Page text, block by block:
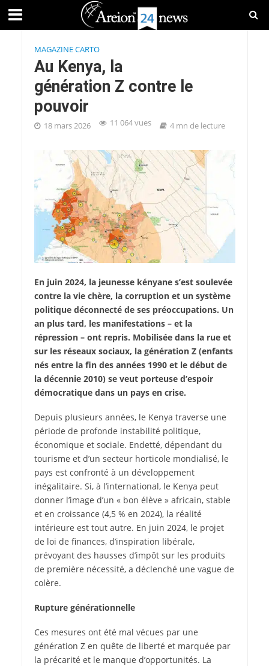
MAGAZINE CARTO
Au Kenya, la
génération Z contre le
pouvoir
18 mars 2026 11 064 vues 4 mn de lecture
En juin 2024, la jeunesse kényane s’est soulevée
contre la vie chère, la corruption et un système
politique déconnecté de ses préoccupations. Un
an plus tard, les manifestations – et la
répression – ont repris. Mobilisée dans la rue et
sur les réseaux sociaux, la génération Z (enfants
nés entre la fin des années 1990 et le début de
la décennie 2010) se veut porteuse d’espoir
démocratique dans un pays en crise.
Depuis plusieurs années, le Kenya traverse une
période de profonde instabilité politique,
économique et sociale. Endetté, dépendant du
tourisme et d’un secteur horticole mondialisé, le
pays est confronté à un développement
inégalitaire. Si, à l’international, le Kenya peut
donner l’image d’un « bon élève » africain, stable
et en croissance (4,5 % en 2024), la réalité
intérieure est tout autre. En juin 2024, le projet
de loi de finances, d’inspiration libérale,
prévoyant des hausses d’impôt sur les produits
de première nécessité, a déclenché une vague de
colère.
Rupture générationnelle
Ces mesures ont été mal vécues par une
génération Z en quête de liberté et marquée par
la précarité et le manque d’opportunités. La